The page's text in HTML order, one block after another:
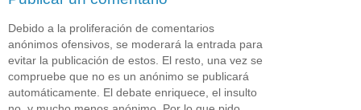
Debido a la proliferación de comentarios
anónimos ofensivos, se moderará la entrada para
evitar la publicación de estos. El resto, una vez se
compruebe que no es un anónimo se publicará
automáticamente. El debate enriquece, el insulto